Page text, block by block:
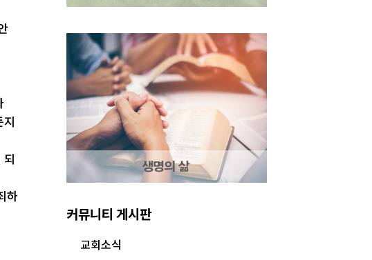
하
커뮤니티 게시판
교회소식